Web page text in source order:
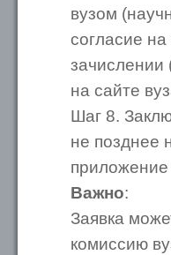
вузом
согласие
зачислении
на сайте
Шаг 8.
не позднее
приложение
Важно:
Заявка
комиссию